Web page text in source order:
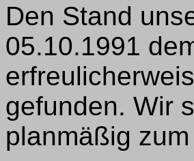
Den Stand
05.10.1991
gefunden. Wir
planmäßig